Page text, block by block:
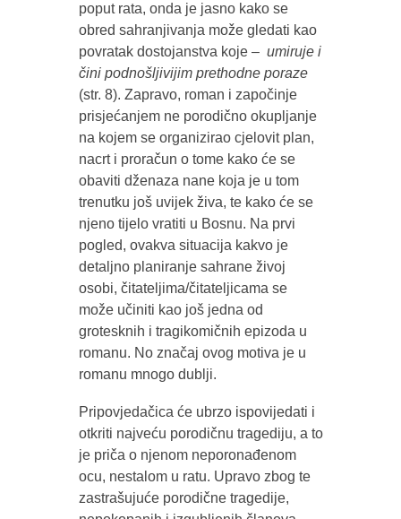
poput rata, onda je jasno kako se
obred sahranjivanja može gledati kao
povratak dostojanstva koje – umiruje i
čini podnošljivijim prethodne poraze
(str. 8). Zapravo, roman i započinje
prisjećanjem ne porodično okupljanje
na kojem se organizirao cjelovit plan,
nacrt i proračun o tome kako će se
obaviti dženaza nane koja je u tom
trenutku još uvijek živa, te kako će se
njeno tijelo vratiti u Bosnu. Na prvi
pogled, ovakva situacija kakvo je
detaljno planiranje sahrane živoj
osobi, čitateljima/čitateljicama se
može učiniti kao još jedna od
grotesknih i tragikomičnih epizoda u
romanu. No značaj ovog motiva je u
romanu mnogo dublji.
Pripovjedačica će ubrzo ispovijedati i
otkriti najveću porodičnu tragediju, a to
je priča o njenom neporonađenom
ocu, nestalom u ratu. Upravo zbog te
zastrašujuće porodične tragedije,